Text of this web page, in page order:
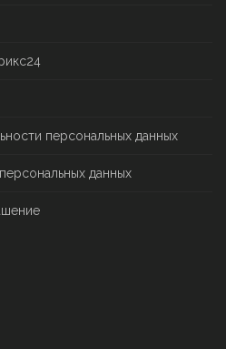
персональных данных
данных